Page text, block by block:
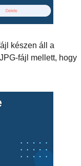
készen áll a
fájl mellett, hogy